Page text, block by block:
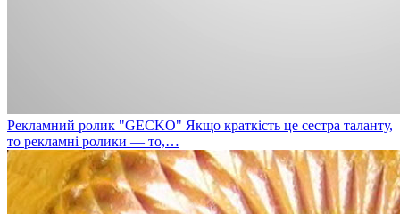
Рекламний ролик "GECKO" Якщо краткість це сестра таланту,
то рекламні ролики — то,…